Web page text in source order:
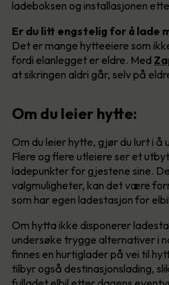
ladeboksen og installasjonen
Er du litt engstelig for å lade
Det er mange hytteeiere som
fordi elanlegget er eldre. Med
at sikringen aldri går, selv på
Om du leier hytte:
Om du leier hytte, gjør du lurt i å
Flere og flere utleiere ser et
ladepunkter for gjestene sine.
valgmuligheter, kan det være
som har egen ladestasjon for
Om hytta ikke disponerer
undersøke trygge alternativer i
finnes en hurtiglader på vei til
tilbyr også destinasjonslading,